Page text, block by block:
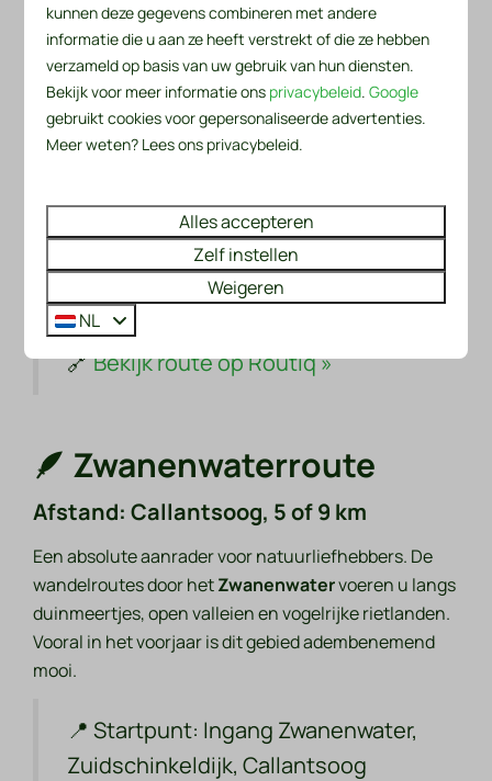
over de duinen en geniet van prachtige vergezichten
over de kust.
📍Startpunt:Buitencentrum
Schoorlse Duinen
deels losloopgebied)
👧Leuk voor gezinnen– vergeet
niet de beroemdeKlimduinin
Schoorl!
🔗Bekijk route op Routiq »
🪶 Zwanenwaterroute
Afstand: Callantsoog, 5 of 9 km
Een absolute aanrader voor natuurliefhebbers. De
wandelroutes door hetZwanenwatervoeren u langs
duinmeertjes, open valleien en vogelrijke rietlanden.
Vooral in het voorjaar is dit gebied adembenemend
mooi.
📍Startpunt: Ingang Zwanenwater,
Zuidschinkeldijk, Callantsoog
kunnen deze gegevens combineren met andere
informatie die u aan ze heeft verstrekt of die ze hebben
verzameld op basis van uw gebruik van hun diensten.
Bekijk voor meer informatie ons privacybeleid.Google
gebruikt cookies voor gepersonaliseerde advertenties.
Meer weten? Lees ons privacybeleid.
Alles accepteren
Zelf instellen
Weigeren
NL